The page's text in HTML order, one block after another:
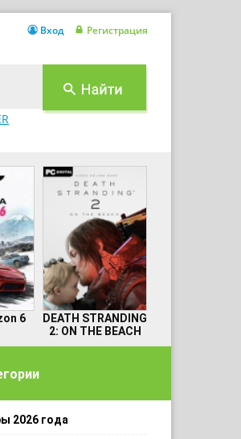
Вход Регистрация
6
DEATH STRANDING
2: ON THE BEACH
2026 года